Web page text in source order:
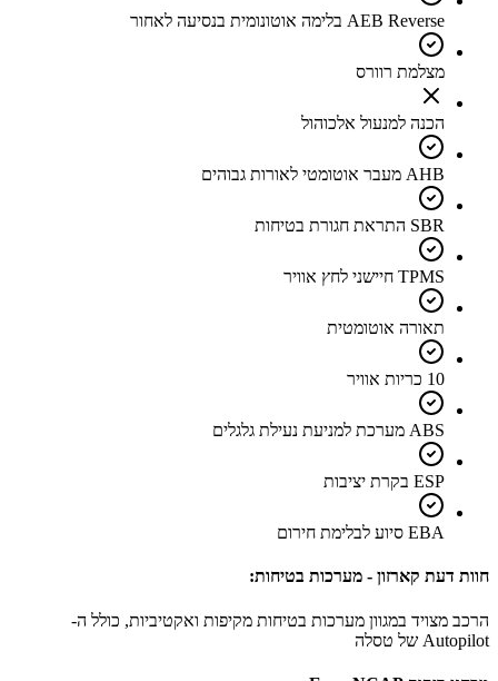
AEB Reverse בלימה אוטונומית בנסיעה לאחור
מצלמת רוורס
הכנה למנעול אלכוהול
AHB מעבר אוטומטי לאורות גבוהים
SBR התראת חגורת בטיחות
TPMS חיישני לחץ אוויר
תאורה אוטומטית
10 כריות אוויר
ABS מערכת למניעת נעילת גלגלים
ESP בקרת יציבות
EBA סיוע לבלימת חירום
חוות דעת קארזון - מערכות בטיחות:
הרכב מצויד במגוון מערכות בטיחות מקיפות ואקטיביות, כולל ה-
Autopilot של טסלה